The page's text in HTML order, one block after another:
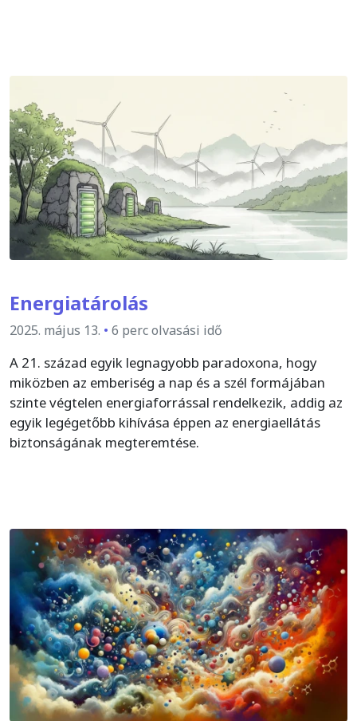
Energiatárolás
2025. május 13. • 6 perc olvasási idő
A 21. század egyik legnagyobb paradoxona, hogy
miközben az emberiség a nap és a szél formájában
szinte végtelen energiaforrással rendelkezik, addig az
egyik legégetőbb kihívása éppen az energiaellátás
biztonságának megteremtése.